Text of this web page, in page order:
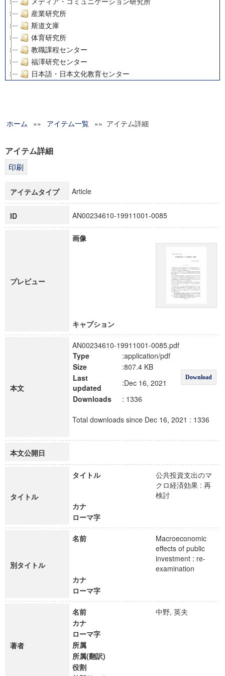
産業研究所
斯道文庫
体育研究所
教職課程センター
福澤研究センター
日本語・日本文化教育センター
グローバルリサーチインスティテュート
科学研究費補助金研究成果報告書
博士課程教育リーディングプログラム「超成熟社会発展のサ
ホーム »» アイテム一覧 »» アイテム詳細
アイテム詳細
アイテムタイプ Article
ID AN00234610-19911001-0085
プレビュー
画像
キャプション
本文
AN00234610-19911001-0085.pdf
Type
:application/pdf
Download
Size
:807.4 KB
Last
updated
:Dec 16, 2021
Downloads
: 1336
Total downloads since Dec 16, 2021 : 1336
本文公開日
タイトル
タイトル
公共投資支出のマ
クロ経済効果 : 再
検討
カナ
ローマ字
別タイトル
名前
Macroeconomic
effects of public
investment : re-
examination
カナ
ローマ字
著者
名前
中野, 英夫
カナ
ローマ字
所属
所属(翻訳)
役割